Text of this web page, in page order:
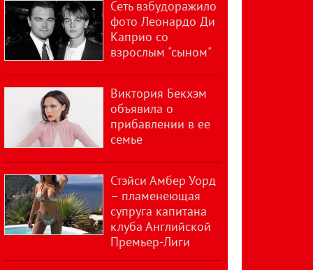
Сеть взбудоражило
фото Леонардо Ди
Каприо со
взрослым "сыном"
Виктория Бекхэм
объявила о
прибавлении в ее
семье
Стэйси Амбер Уорд
– пламенеющая
супруга капитана
клуба Английской
Премьер-Лиги